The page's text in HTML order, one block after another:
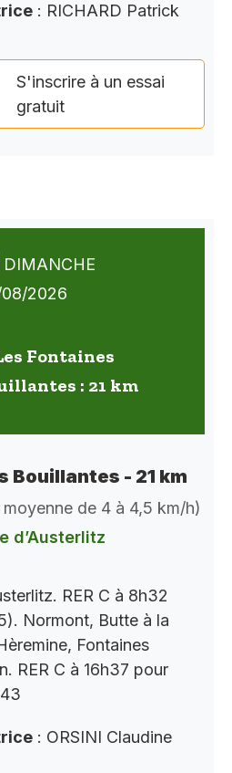
: RICHARD Patrick
S'inscrire à un essai
gratuit
DIMANCHE
2026
Fontaines
: 21 km
Bouillantes - 21 km
de 4 à 4,5 km/h)
d’Austerlitz
RER C à 8h32
Normont, Butte à la
Fontaines
RER C à 16h37 pour
: ORSINI Claudine